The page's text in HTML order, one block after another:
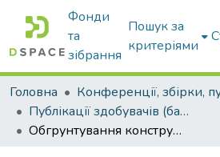
Фонди
та
зібрання
Пошук за
критеріями
Головна
Публікації здобувачів (бакалаврів. магістрів, аспірантів)
Обгрунтування конструції вентильованого бункеру ВР-40